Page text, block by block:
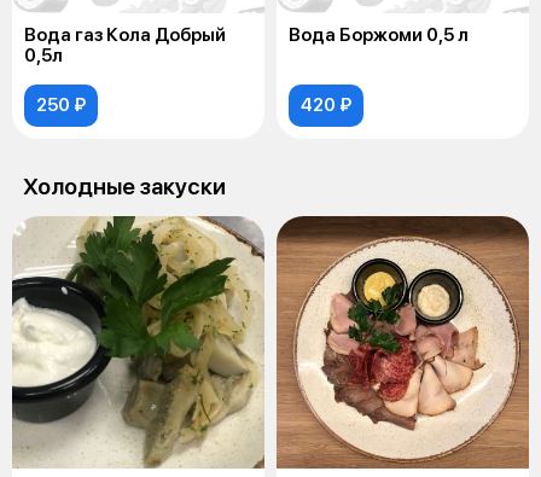
Вода газ Кола Добрый
0,5л
250 ₽
Вода Боржоми 0,5 л
420 ₽
Холодные закуски